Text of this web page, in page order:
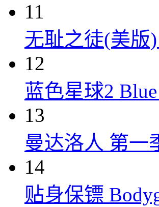
11
无耻之徒(美版)
12
蓝色星球2
13
曼达洛人 第一
14
贴身保镖